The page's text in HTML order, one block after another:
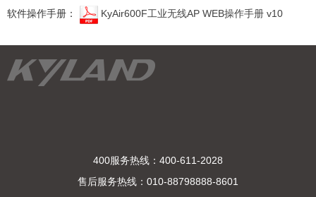
软件操作手册： KyAir600F工业无线AP WEB操作手册 v10
400服务热线：400-611-2028
售后服务热线：010-88798888-8601